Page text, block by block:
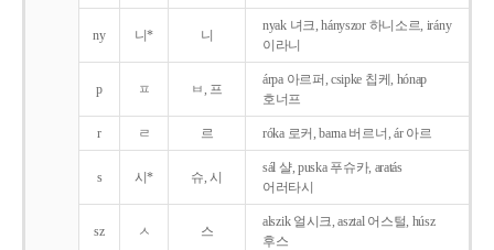
ny 니* 니
nyak 녀크, hányszor 하니소르, irány
이라니
p ㅍ ㅂ, 프
árpa 아르퍼, csipke 칩케, hónap
호너프
r ㄹ 르 róka 로커, barna 버르너, ár 아르
s 시* 슈, 시
sál 샬, puska 푸슈카, aratás
어러타시
sz ㅅ 스
alszik 얼시크, asztal 어스털, húsz
후스